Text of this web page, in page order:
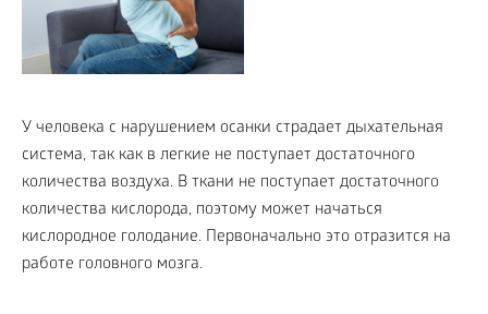
У человека с нарушением осанки страдает дыхательная
система, так как в легкие не поступает достаточного
количества воздуха. В ткани не поступает достаточного
количества кислорода, поэтому может начаться
кислородное голодание. Первоначально это отразится на
работе головного мозга.